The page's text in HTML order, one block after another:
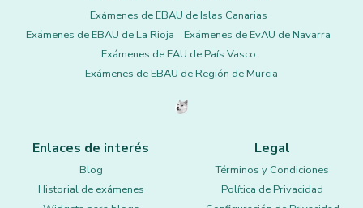
Exámenes de EBAU de Islas Canarias
Exámenes de EBAU de La Rioja
Exámenes de EvAU de Navarra
Exámenes de EAU de País Vasco
Exámenes de EBAU de Región de Murcia
Enlaces de interés
Blog
Historial de exámenes
Legal
Términos y Condiciones
Política de Privacidad